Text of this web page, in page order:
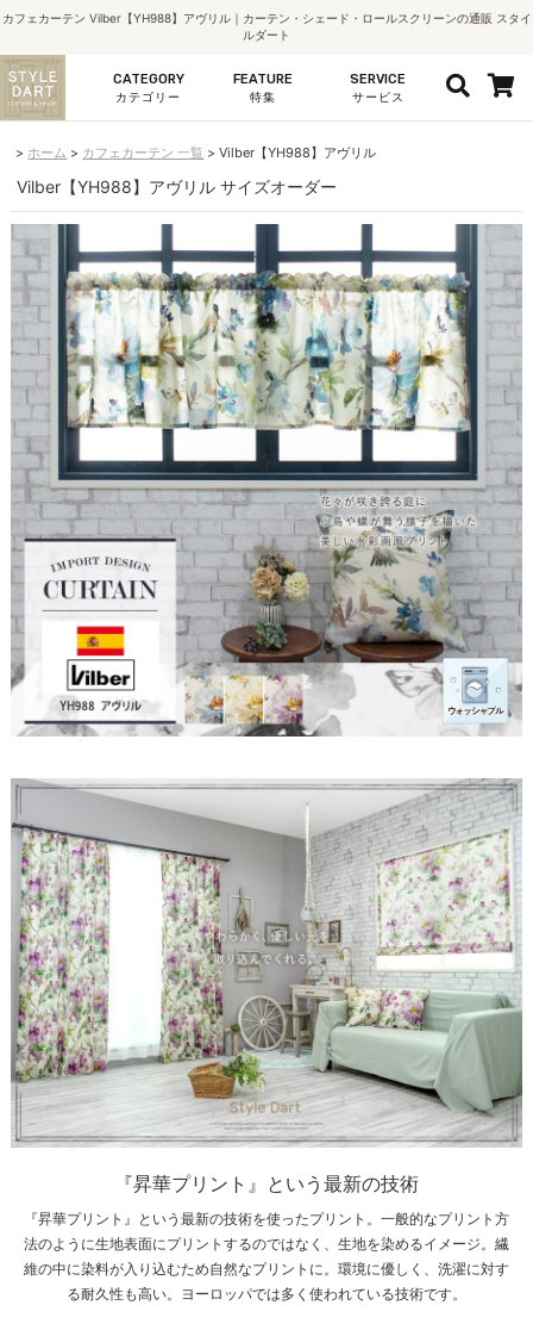
カフェカーテン Vilber【YH988】アヴリル｜カーテン・シェード・ロールスクリーンの通販 スタイ
ルダート
CATEGORY
カテゴリー
FEATURE
特集
SERVICE
サービス
ホーム カフェカーテン 一覧 Vilber【YH988】アヴリル
Vilber【YH988】アヴリル サイズオーダー
『昇華プリント』という最新の技術
『昇華プリント』という最新の技術を使ったプリント。一般的なプリント方
法のように生地表面にプリントするのではなく、生地を染めるイメージ。繊
維の中に染料が入り込むため自然なプリントに。環境に優しく、洗濯に対す
る耐久性も高い。ヨーロッパでは多く使われている技術です。